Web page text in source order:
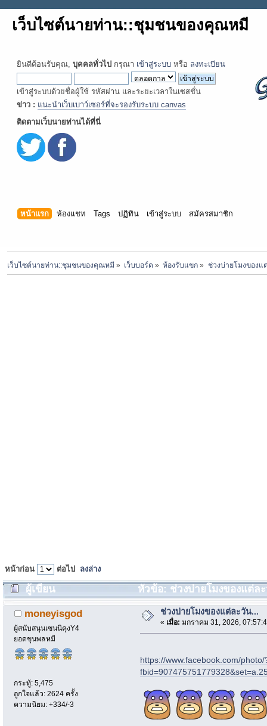
เว็บไซต์นายท่าน::ชุมชนของคุณหมี
ยินดีต้อนรับคุณ, บุคคลทั่วไป กรุณา เข้าสู่ระบบ หรือ ลงทะเบียน
เข้าสู่ระบบด้วยชื่อผู้ใช้ รหัสผ่าน และระยะเวลาในเซสชั่น
ข่าว : แนะนำเว็บเบาว์เซอร์ที่จะรองรับระบบ canvas
ติดตามเว็บนายท่านได้ที่นี่
หน้าแรก ห้องแชท Tags ปฏิทิน เข้าสู่ระบบ สมัครสมาชิก
เว็บไซต์นายท่าน::ชุมชนของคุณหมี » เว็บบอร์ด » ห้องรับแขก » ช่วงบ่ายโมงของแ
หน้าก่อน ต่อไป ลงล่าง
ผู้เขียน หัวข้อ: ช่วงบ่ายโมงของแต่ล
moneyisgod
ผู้สนับสนุนเซนนิคุงY4
ยอดขุนพลหมี
กระทู้: 5,475
ถูกใจแล้ว: 2624 ครั้ง
ความนิยม: +334/-3
ช่วงบ่ายโมงของแต่ละวัน...
« เมื่อ: มกราคม 31, 2026,
https://www.facebook.com/photo/